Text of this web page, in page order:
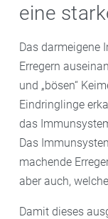
eine
Das darmeigene
Erregern
und „bösen“
Eindringlinge
das
Das
machende
aber auch,
Damit dieses